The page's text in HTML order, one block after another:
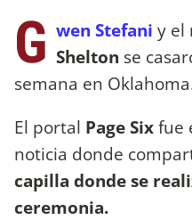
G wen Stefani y el
Shelton se
semana en
El portal Page Sixfue
noticia donde
capilla donde se
ceremonia.